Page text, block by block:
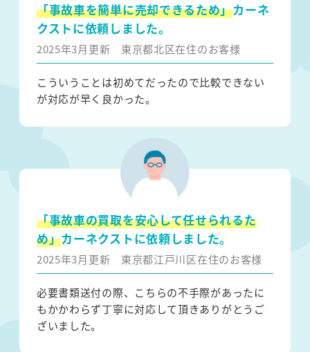
「事故車を簡単に売却できるため」カーネ
クストに依頼しました。
2025年3月更新 東京都北区在住のお客様
こういうことは初めてだったので比較できない
が対応が早く良かった。
「事故車の買取を安心して任せられるた
め」カーネクストに依頼しました。
2025年3月更新 東京都江戸川区在住のお客様
必要書類送付の際、こちらの不手際があったに
もかかわらず丁寧に対応して頂きありがとうご
ざいました。